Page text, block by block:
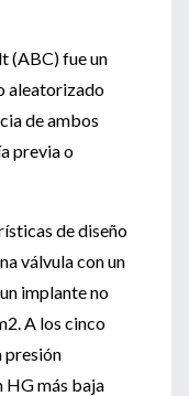
(ABC) fue un
aleatorizado
de ambos
previa o
de diseño
válvula con un
implante no
A los cinco
presión
más baja